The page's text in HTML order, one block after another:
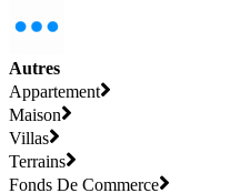
Autres
Appartement
Maison
Villas
Terrains
Fonds De Commerce